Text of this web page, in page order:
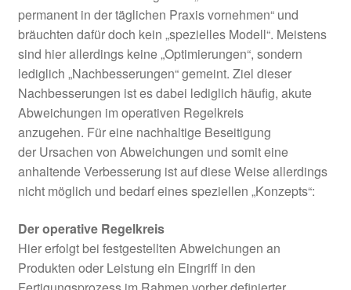
permanent in der täglichen Praxis vornehmen“ und
bräuchten dafür doch kein „spezielles Modell“. Meistens
sind hier allerdings keine „Optimierungen“, sondern
lediglich „Nachbesserungen“ gemeint. Ziel dieser
Nachbesserungen ist es dabei lediglich häufig, akute
Abweichungen im operativen Regelkreis
anzugehen. Für eine nachhaltige Beseitigung
der Ursachen von Abweichungen und somit eine
anhaltende Verbesserung ist auf diese Weise allerdings
nicht möglich und bedarf eines speziellen „Konzepts“:
Der operative Regelkreis
Hier erfolgt bei festgestellten Abweichungen an
Produkten oder Leistung ein Eingriff in den